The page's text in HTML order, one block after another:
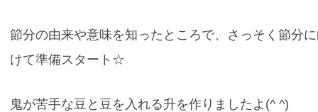
節分の由来や意味を知ったところで、さっそく節分
けて準備スタート☆
鬼が苦手な豆と豆を入れる升を作りましたよ(^ ^)